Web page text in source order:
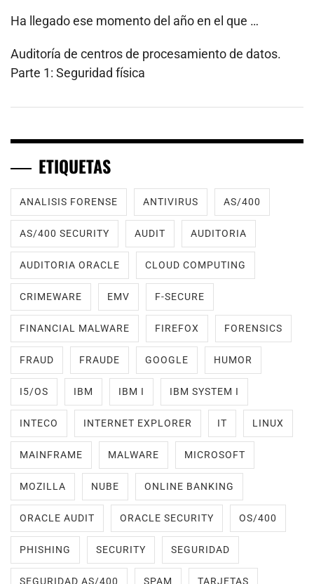
Ha llegado ese momento del año en el que …
Auditoría de centros de procesamiento de datos.
Parte 1: Seguridad física
ETIQUETAS
ANALISIS FORENSE ANTIVIRUS AS/400
AS/400 SECURITY AUDIT AUDITORIA
AUDITORIA ORACLE CLOUD COMPUTING
CRIMEWARE EMV F-SECURE
FINANCIAL MALWARE FIREFOX FORENSICS
FRAUD FRAUDE GOOGLE HUMOR
I5/OS IBM IBM I IBM SYSTEM I
INTECO INTERNET EXPLORER IT LINUX
MAINFRAME MALWARE MICROSOFT
MOZILLA NUBE ONLINE BANKING
ORACLE AUDIT ORACLE SECURITY OS/400
PHISHING SECURITY SEGURIDAD
SEGURIDAD AS/400 SPAM TARJETAS